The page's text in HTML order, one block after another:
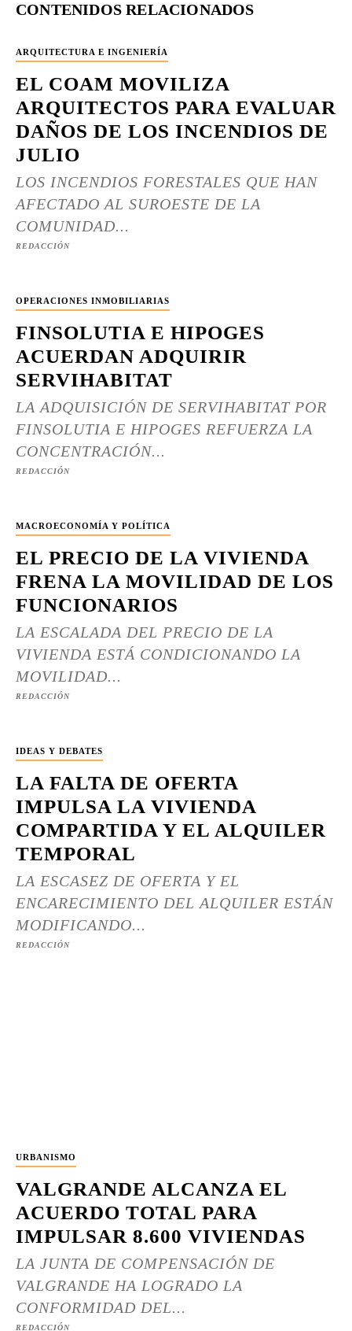
CONTENIDOS RELACIONADOS
ARQUITECTURA E INGENIERÍA
EL COAM MOVILIZA
ARQUITECTOS PARA EVALUAR
DAÑOS DE LOS INCENDIOS DE
JULIO
LOS INCENDIOS FORESTALES QUE HAN
AFECTADO AL SUROESTE DE LA
COMUNIDAD...
REDACCIÓN
OPERACIONES INMOBILIARIAS
FINSOLUTIA E HIPOGES
ACUERDAN ADQUIRIR
SERVIHABITAT
LA ADQUISICIÓN DE SERVIHABITAT POR
FINSOLUTIA E HIPOGES REFUERZA LA
CONCENTRACIÓN...
REDACCIÓN
MACROECONOMÍA Y POLÍTICA
EL PRECIO DE LA VIVIENDA
FRENA LA MOVILIDAD DE LOS
FUNCIONARIOS
LA ESCALADA DEL PRECIO DE LA
VIVIENDA ESTÁ CONDICIONANDO LA
MOVILIDAD...
REDACCIÓN
IDEAS Y DEBATES
LA FALTA DE OFERTA
IMPULSA LA VIVIENDA
COMPARTIDA Y EL ALQUILER
TEMPORAL
LA ESCASEZ DE OFERTA Y EL
ENCARECIMIENTO DEL ALQUILER ESTÁN
MODIFICANDO...
REDACCIÓN
URBANISMO
VALGRANDE ALCANZA EL
ACUERDO TOTAL PARA
IMPULSAR 8.600 VIVIENDAS
LA JUNTA DE COMPENSACIÓN DE
VALGRANDE HA LOGRADO LA
CONFORMIDAD DEL...
REDACCIÓN